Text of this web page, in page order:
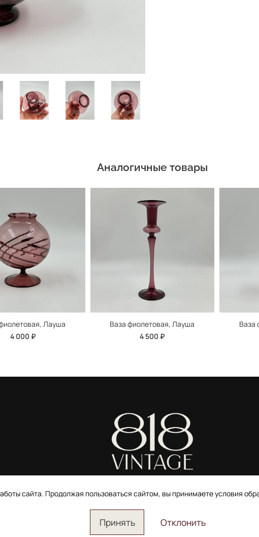
Аналогичные товары
Лауша
4 000 ₽
Ваза фиолетовая, Лауша
4 500 ₽
Ваза
Пользовательское соглашение
сайта. Продолжая пользоваться сайтом, вы принимаете условия
Принять Отклонить